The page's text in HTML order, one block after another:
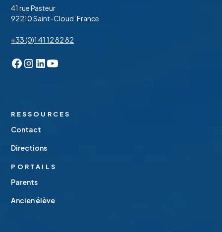
41 rue Pasteur
92210 Saint-Cloud, France
+33 (0)1 41 12 82 82
RESSOURCES
Contact
Directions
PORTAILS
Parents
Ancien élève